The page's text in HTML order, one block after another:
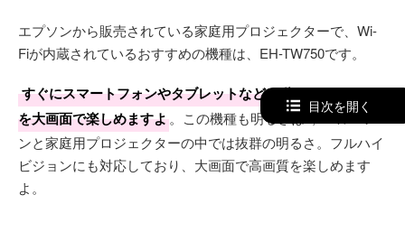
エプソンから販売されている家庭用プロジェクターで、Wi-
Fiが内蔵されているおすすめの機種は、EH-TW750です。
すぐにスマートフォンやタブレットなどの動画コンテンツ
を大画面で楽しめますよ。この機種も明るさは3,400ルーメ
ンと家庭用プロジェクターの中では抜群の明るさ。フルハイ
ビジョンにも対応しており、大画面で高画質を楽しめます
よ。
目次を開く